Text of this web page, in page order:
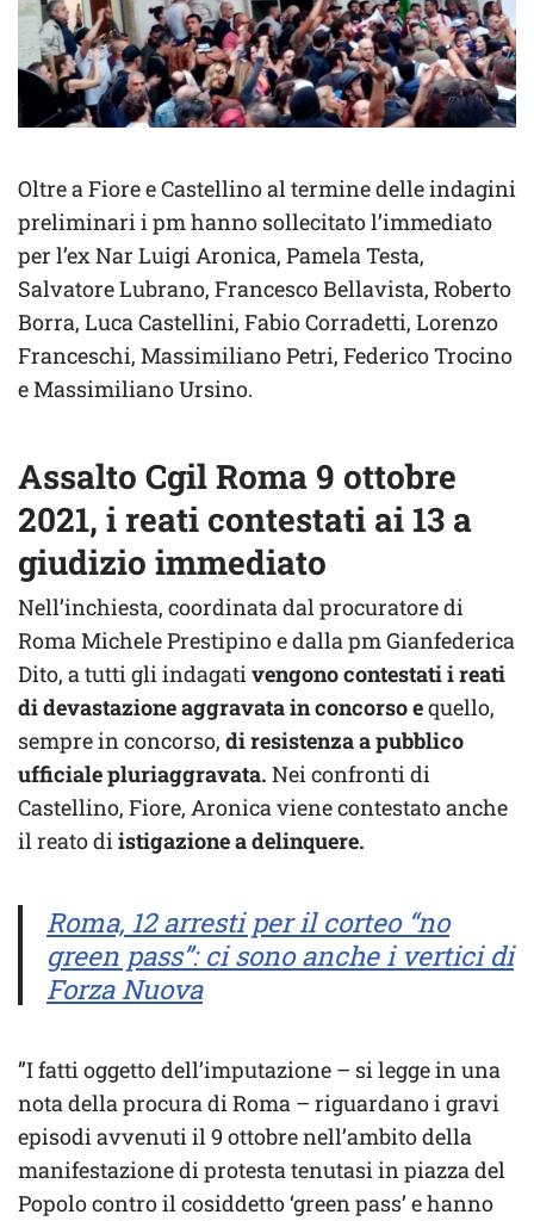
Oltre a Fiore e Castellino al termine delle indagini
preliminari i pm hanno sollecitato l’immediato
per l’ex Nar Luigi Aronica, Pamela Testa,
Salvatore Lubrano, Francesco Bellavista, Roberto
Borra, Luca Castellini, Fabio Corradetti, Lorenzo
Franceschi, Massimiliano Petri, Federico Trocino
e Massimiliano Ursino.
Assalto Cgil Roma 9 ottobre
2021, i reati contestati ai 13 a
giudizio immediato
Nell’inchiesta, coordinata dal procuratore di
Roma Michele Prestipino e dalla pm Gianfederica
Dito, a tutti gli indagativengono contestati i reati
di devastazione aggravata in concorso equello,
sempre in concorso, di resistenza a pubblico
ufficiale pluriaggravata. Nei confronti di
Castellino, Fiore, Aronica viene contestato anche
il reato diistigazione a delinquere.
Roma, 12 arresti per il corteo “no
green pass”: ci sono anche i vertici di
Forza Nuova
”I fatti oggetto dell’imputazione – si legge in una
nota della procura di Roma – riguardano i gravi
episodi avvenuti il 9 ottobre nell’ambito della
manifestazione di protesta tenutasi in piazza del
Popolo contro il cosiddetto ‘green pass’ e hanno